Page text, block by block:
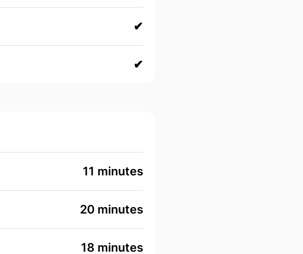
✔
✔
11 minutes
20 minutes
18 minutes